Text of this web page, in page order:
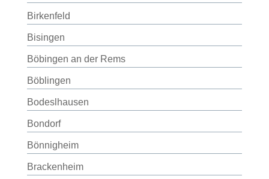
Birkenfeld
Bisingen
Böbingen an der Rems
Böblingen
Bodeslhausen
Bondorf
Bönnigheim
Brackenheim